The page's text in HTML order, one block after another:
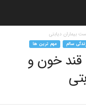
بیماران دیابتی
سالم مهم ترین ها
خون و